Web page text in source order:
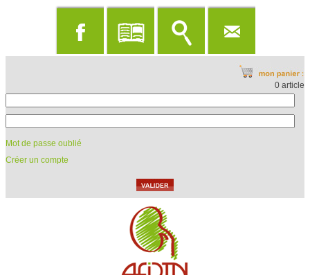
0 article
Mot de passe oublié
Créer un compte